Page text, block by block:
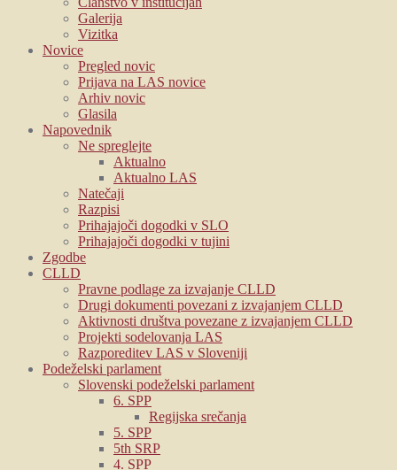
Galerija
Vizitka
Novice
Pregled novic
Prijava na LAS novice
Arhiv novic
Glasila
Napovednik
Ne spreglejte
Aktualno
Aktualno LAS
Natečaji
Razpisi
Prihajajoči dogodki v SLO
Prihajajoči dogodki v tujini
Zgodbe
CLLD
Pravne podlage za izvajanje CLLD
Drugi dokumenti povezani z izvajanjem CLLD
Aktivnosti društva povezane z izvajanjem CLLD
Projekti sodelovanja LAS
Razporeditev LAS v Sloveniji
Podeželski parlament
Slovenski podeželski parlament
6. SPP
Regijska srečanja
5. SPP
5th SRP
4. SPP